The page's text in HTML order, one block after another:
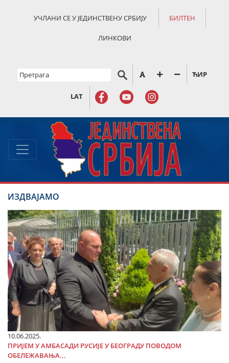
УЧЛАНИ СЕ У ЈЕДИНСТВЕНУ СРБИЈУ БИЛТЕН
ЛИНКОВИ
ЋИР
LAT
ИЗДВАЈАМО
10.06.2025.
ПРИЈЕМ У АМБАСАДИ РУСИЈЕ У БЕОГРАДУ ПОВОДОМ
ОБЕЛЕЖАВАЊА...